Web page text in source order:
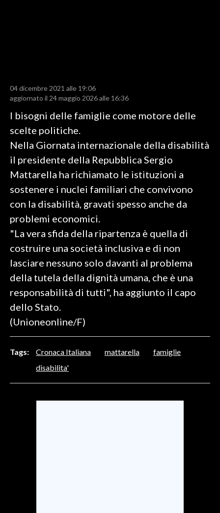
RISULTATI E CLASSIFICHE
CALCIO REGIONALE
BASKET
VOLLEY
MOTORI
TENNIS
ALTRI SPORT
CULTURA
GOSSIP
SARDEGNA TURISMO
SARDI NEL MONDO
NOTIZIE
04 dicembre 2021 alle 19:06
aggiornato il 24 maggio 2026 alle 16:36
I bisogni delle famiglie come motore delle
scelte politiche.
Nella Giornata internazionale della disabilità
il presidente della Repubblica Sergio
Mattarella ha richiamato le istituzioni a
sostenere i nuclei familiari che convivono
con la disabilità, gravati spesso anche da
problemi economici.
"La vera sfida della ripartenza è quella di
costruire una società inclusiva e di non
lasciare nessuno solo davanti al problema
della tutela della dignità umana, che è una
responsabilità di tutti", ha aggiunto il capo
dello Stato.
(Unioneonline/F)
Tags: Cronaca Italiana mattarella
famiglie
disabilita'